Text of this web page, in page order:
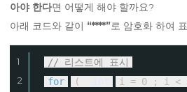
아야 한다면 어떻게 해야 할까요?
아래 코드와 같이 “****”로 암호화 하여
1
2
// 리스트에 표시
for
(
i = 0 ; i <